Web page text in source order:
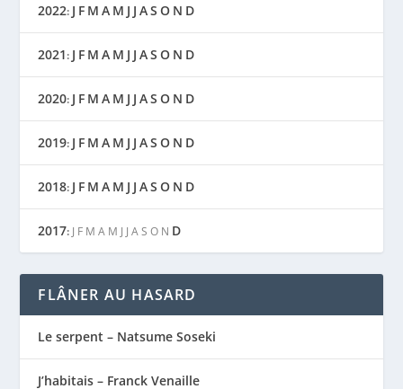
2022: J F M A M J J AS O N D
2021: J F M A M J J AS O N D
2020: J F M A M J J AS O N D
2019: J F M A M J J AS O N D
2018: J F M A M J J AS O N D
2017: J F M A M J J A S O N D
FLÂNER AU HASARD
Le serpent – Natsume Soseki
J’habitais – Franck Venaille